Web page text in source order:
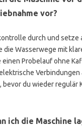
vor?
durch und setze
die Wasserwege mit
einen Probelauf ohne
Verbindungen
bevor du wieder regulär
ich die Maschine